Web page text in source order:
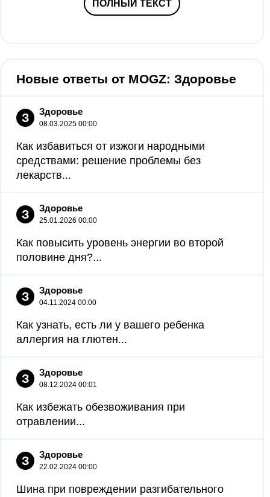
ПОЛНЫЙ ТЕКСТ
Новые ответы от MOGZ: Здоровье
З Здоровье
08.03.2025 00:00
Как избавиться от изжоги народными
средствами: решение проблемы без
лекарств...
З Здоровье
25.01.2026 00:00
Как повысить уровень энергии во второй
половине дня?...
З Здоровье
04.11.2024 00:00
Как узнать, есть ли у вашего ребенка
аллергия на глютен...
З Здоровье
08.12.2024 00:01
Как избежать обезвоживания при
отравлении...
З Здоровье
22.02.2024 00:00
Шина при повреждении разгибательного